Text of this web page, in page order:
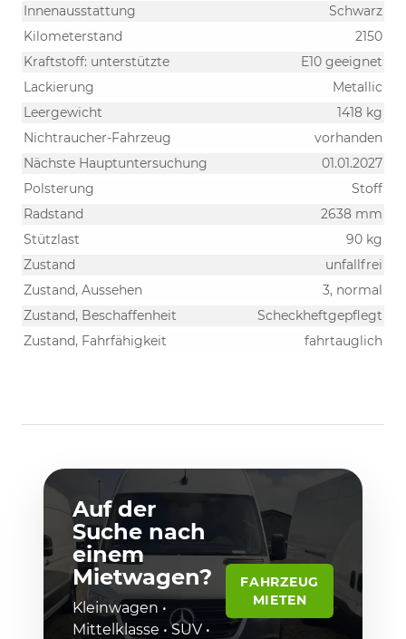
Innenausstattung
Schwarz
Kilometerstand
2150
Kraftstoff: unterstützte
E10 geeignet
Lackierung
Metallic
Leergewicht
1418 kg
Nichtraucher-Fahrzeug
vorhanden
Nächste Hauptuntersuchung
01.01.2027
Polsterung
Stoff
Radstand
2638 mm
Stützlast
90 kg
Zustand
unfallfrei
Zustand, Aussehen
3, normal
Zustand, Beschaffenheit
Scheckheftgepflegt
Zustand, Fahrfähigkeit
fahrtauglich
Auf der
Suche nach
einem
Mietwagen?
Kleinwagen •
Mittelklasse • SUV •
FAHRZEUG
MIETEN